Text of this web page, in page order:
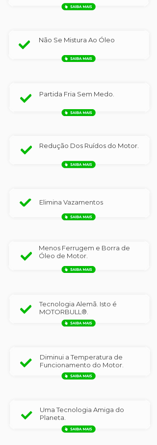
Não Se Mistura Ao Óleo
Partida Fria Sem Medo.
Redução Dos Ruídos do Motor.
Elimina Vazamentos
Menos Ferrugem e Borra de
Óleo de Motor.
Tecnologia Alemã. Isto é
MOTORBULL®.
Diminui a Temperatura de
Funcionamento do Motor.
Uma Tecnologia Amiga do
Planeta.